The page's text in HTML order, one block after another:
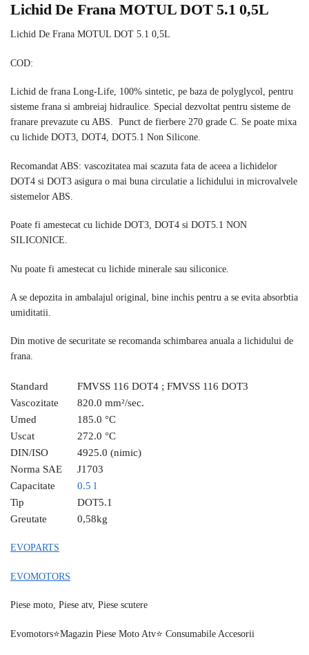
Lichid De Frana MOTUL DOT 5.1 0,5L
Lichid De Frana MOTUL DOT 5.1 0,5L
COD:
Lichid de frana Long-Life, 100% sintetic, pe baza de polyglycol, pentru
sisteme frana si ambreiaj hidraulice. Special dezvoltat pentru sisteme de
franare prevazute cu ABS. Punct de fierbere 270 grade C. Se poate mixa
cu lichide DOT3, DOT4, DOT5.1 Non Silicone.
Recomandat ABS: vascozitatea mai scazuta fata de aceea a lichidelor
DOT4 si DOT3 asigura o mai buna circulatie a lichidului in microvalvele
sistemelor ABS.
Poate fi amestecat cu lichide DOT3, DOT4 si DOT5.1 NON
SILICONICE.
Nu poate fi amestecat cu lichide minerale sau siliconice.
A se depozita in ambalajul original, bine inchis pentru a se evita absorbtia
umiditatii.
Din motive de securitate se recomanda schimbarea anuala a lichidului de
frana.
Standard FMVSS 116 DOT4 ; FMVSS 116 DOT3
Vascozitate
820.0 mm²/sec.
Umed
185.0 °C
Uscat
272.0 °C
DIN/ISO
4925.0 (nimic)
Norma SAE
J1703
Capacitate
0.5 l
Tip
DOT5.1
Greutate
0,58kg
EVOPARTS
EVOMOTORS
Piese moto, Piese atv, Piese scutere
Evomotors⭐️Magazin Piese Moto Atv⭐️ Consumabile Accesorii